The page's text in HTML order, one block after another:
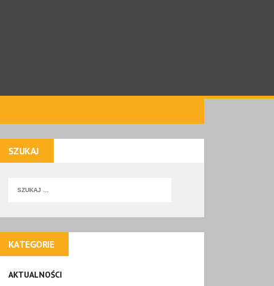
SZUKAJ
KATEGORIE
AKTUALNOŚCI